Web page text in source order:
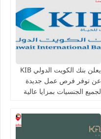
يعلن بنك الكويت الدولي KIB
عن توفر فرص عمل جديدة
لجميع الجنسيات بمزايا عالية